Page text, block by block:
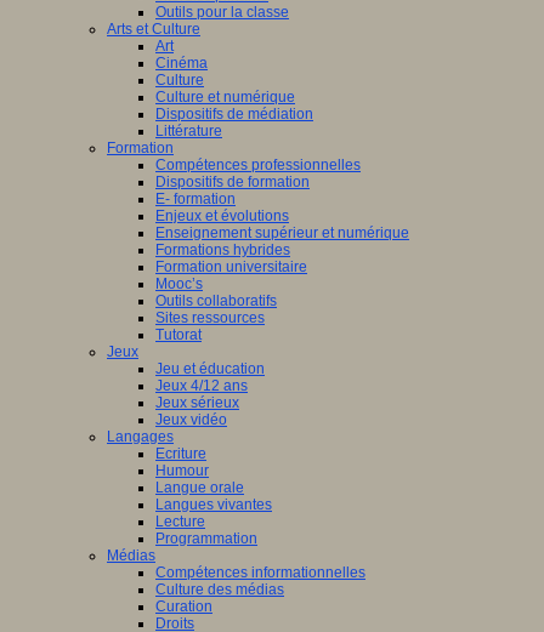
Outils pour la classe
Arts et Culture
Art
Cinéma
Culture
Culture et numérique
Dispositifs de médiation
Littérature
Formation
Compétences professionnelles
Dispositifs de formation
E- formation
Enjeux et évolutions
Enseignement supérieur et numérique
Formations hybrides
Formation universitaire
Mooc’s
Outils collaboratifs
Sites ressources
Tutorat
Jeux
Jeu et éducation
Jeux 4/12 ans
Jeux sérieux
Jeux vidéo
Langages
Ecriture
Humour
Langue orale
Langues vivantes
Lecture
Programmation
Médias
Compétences informationnelles
Culture des médias
Curation
Droits